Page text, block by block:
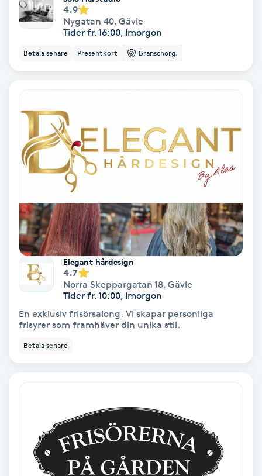
Färgning
Föning
Gel naglar
Gelenaglar
Gellack
Gellack med förstärkning
Gravidmassage
Gravidyoga
Gruppträning
Gua Sha-massage
Healing
Herrklippning
4.9
Nygatan 40, Gävle
Tider fr. 16:00, Imorgon
Betala senare Presentkort Branschorg.
Elegant hårdesign
4.7
Norra Skeppargatan 18, Gävle
Tider fr. 10:00, Imorgon
En exklusiv frisörsalong. Vi skapar personliga
frisyrer som framhäver din unika stil.
Betala senare